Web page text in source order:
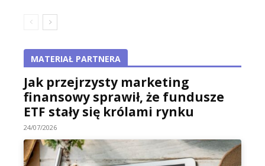
MATERIAŁ PARTNERA
Jak przejrzysty marketing
finansowy sprawił, że fundusze
ETF stały się królami rynku
24/07/2026